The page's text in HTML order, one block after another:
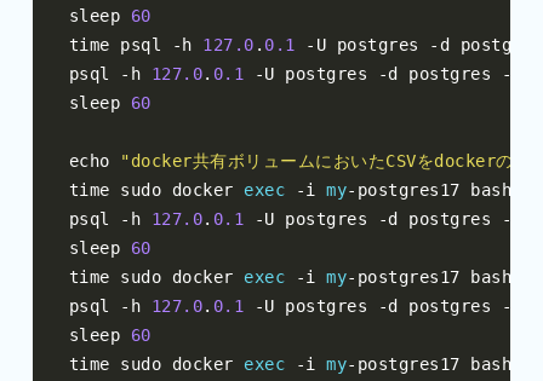
sleep 60
time psql
-h 127.0 . 0.1 - U postgres - d
psql
- h 127.0. 0.1 -U postgres -d postgres -
sleep 60
echo
"docker共有ボリュームにおいたCSVをdockerの
time sudo docker exec -i my- postgres17 bash
psql
- h 127.0. 0.1 -U postgres -d postgres -
sleep 60
time sudo docker exec -i my- postgres17 bash
psql
- h 127.0. 0.1 -U postgres -d postgres -
sleep 60
time sudo docker exec -i my- postgres17 bash